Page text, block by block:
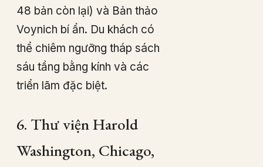
48 bản còn lại) và Bản thảo
Voynich bí ẩn. Du khách có
thể chiêm ngưỡng tháp sách
sáu tầng bằng kính và các
triển lãm đặc biệt.
6. Thư viện Harold
Washington, Chicago,